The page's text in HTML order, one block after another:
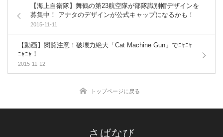
【海上自衛隊】舞鶴の第23航空隊が部隊識別帽デザインを
募集中！ アナタのデザインが公式キャップになるかも！
2015-11-11
【動画】閲覧注意！破壊力絶大「Cat Machine Gun」でﾆｬﾆｬ
ﾆｬﾆｬ！
2015-11-12
トップページに戻る